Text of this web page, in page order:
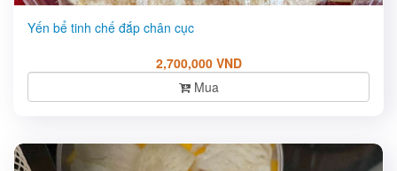
Yến bể tinh chế đắp chân cục
2,700,000 VND
Mua